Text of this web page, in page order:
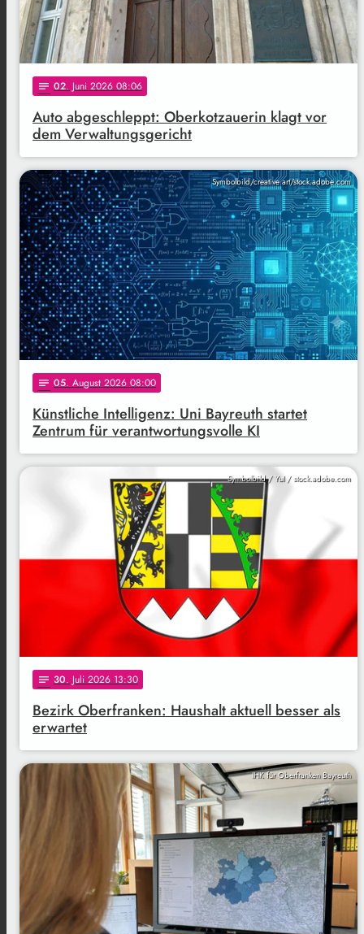
notes 02. Juni 2026 08:06
Auto abgeschleppt: Oberkotzauerin klagt vor
dem Verwaltungsgericht
Symbolbild/creative art/stock.adobe.com
notes 05. August 2026 08:00
Künstliche Intelligenz: Uni Bayreuth startet
Zentrum für verantwortungsvolle KI
Symbolbild / YuI / stock.adobe.com
notes 30. Juli 2026 13:30
Bezirk Oberfranken: Haushalt aktuell besser als
erwartet
IHK für Oberfranken Bayreuth